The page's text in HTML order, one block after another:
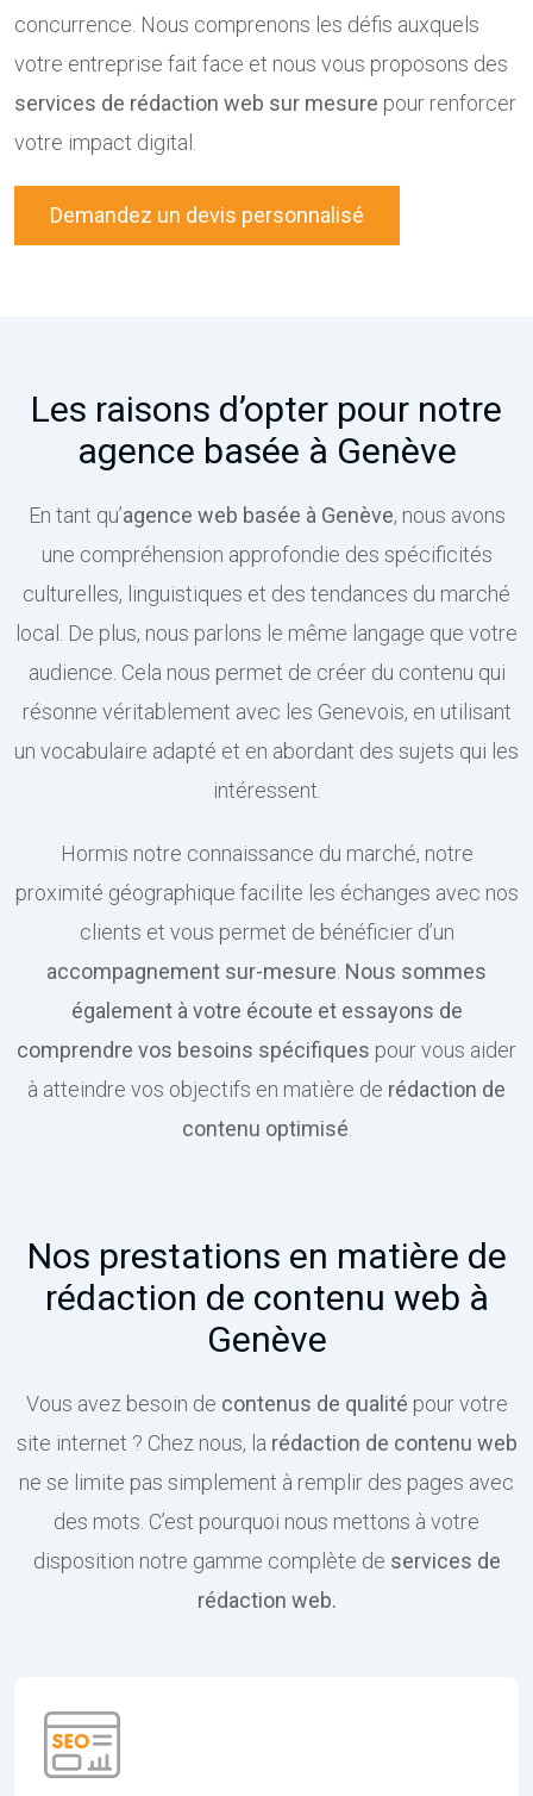
concurrence. Nous comprenons les défis auxquels
votre entreprise fait face et nous vous proposons des
services de rédaction web sur mesure pour renforcer
votre impact digital.
Demandez un devis personnalisé
Les raisons d’opter pour notre
agence basée à Genève
En tant qu’agence web basée à Genève, nous avons
une compréhension approfondie des spécificités
culturelles, linguistiques et des tendances du marché
local. De plus, nous parlons le même langage que votre
audience. Cela nous permet de créer du contenu qui
résonne véritablement avec les Genevois, en utilisant
un vocabulaire adapté et en abordant des sujets qui les
intéressent.
Hormis notre connaissance du marché, notre
proximité géographique facilite les échanges avec nos
clients et vous permet de bénéficier d’un
accompagnement sur-mesure. Nous sommes
également à votre écoute et essayons de
comprendre vos besoins spécifiques pour vous aider
à atteindre vos objectifs en matière de rédaction de
contenu optimisé.
Nos prestations en matière de
rédaction de contenu web à
Genève
Vous avez besoin de contenus de qualité pour votre
site internet ? Chez nous, la rédaction de contenu web
ne se limite pas simplement à remplir des pages avec
des mots. C’est pourquoi nous mettons à votre
disposition notre gamme complète de services de
rédaction web.